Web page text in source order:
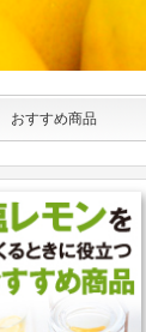
おすすめ商品